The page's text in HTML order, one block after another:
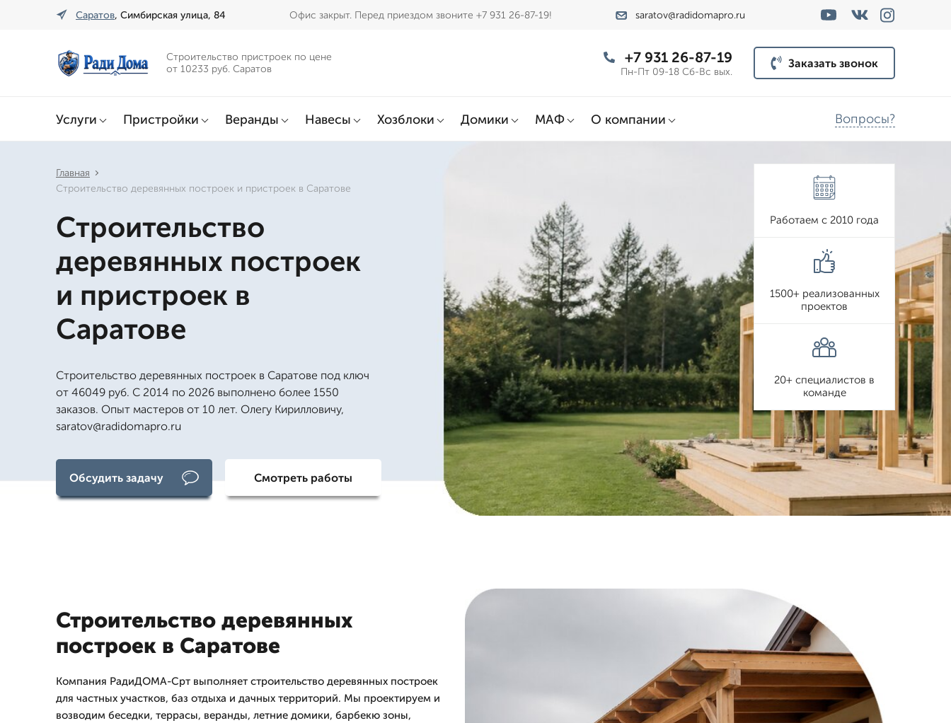
Саратов, Симбирская улица, 84 Офис закрыт. Перед приездом звоните +7 931 26-87-19! saratov@radidomapro.ru
Строительство пристроек по цене
от 10233 руб. Саратов
+7 931 26-87-19
Пн-Пт 09-18 Сб-Вс вых.
Заказать звонок
Услуги Пристройки Веранды Навесы Хозблоки Домики МАФ О компании Вопросы?
Главная
Строительство деревянных построек и пристроек в Саратове
Строительство
деревянных построек
и пристроек в
Саратове
Строительство деревянных построек в Саратове под ключ
от 46049 руб. С 2014 по 2026 выполнено более 1550
заказов. Опыт мастеров от 10 лет. Олегу Кирилловичу,
saratov@radidomapro.ru
Обсудить задачу Смотреть работы
Работаем с 2010 года
1500+ реализованных
проектов
20+ специалистов в
команде
Строительство деревянных
построек в Саратове
Компания РадиДОМА-Срт выполняет строительство деревянных построек
для частных участков, баз отдыха и дачных территорий. Мы проектируем и
возводим беседки, террасы, веранды, летние домики, барбекю зоны,